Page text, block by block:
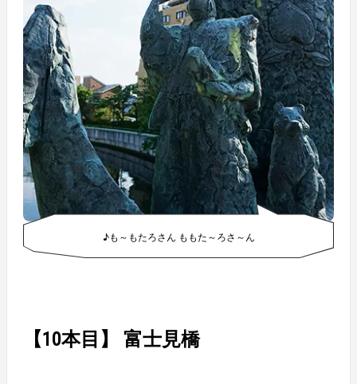
♪も～もたろさん ももた～ろさ～ん
【10本目】 富士見橋